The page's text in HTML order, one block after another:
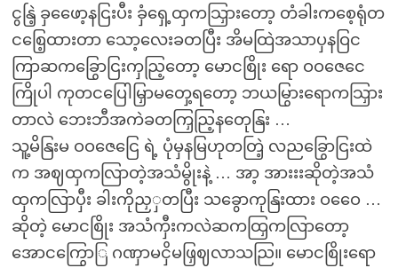
ငွနြဲ့ ခှဖေော့နငြးပီး ခှံရှေ့ထှကသြှားတော့ တံခါးကစေ့ရုံတ
ငစြေ့ထားတာ သော့လေးခတပြီး အိမထြဲအသာပှနဝြင
ကြာဆကခြွောငြးကှညြ့တော့ မောငစြိုး ရော ဝဝဇေငေ
ကြိုပါ ကုတငပြေါမြှာမတှေ့ရတော့ ဘယမြွားရောကသြှား
တာလဲ ဘေးဘီအကဲခတကြှညြ့နတေုနြး …
သူ့မိနြးမ ဝဝဇေငြေ ရဲ့ ပုံမှနမြဟုတတြဲ့ လညခြွောငြးထဲ
က အဈထှကလြာတဲ့အသံမွိုးနဲ့ … အာ့ အားးးဆိုတဲ့အသံ
ထှကလြာပှီး ခါးကိုညှှတပြီး သခွောကုနြးထား ဝဝေေ …
ဆိုတဲ့ မောငစြိုး အသံကှီးကလဲဆကထြှကလြာတော့
အောငကြွောြ ဂဏှာမငှိမဖြှဈလာသညြ။ မောငစြိုးရော